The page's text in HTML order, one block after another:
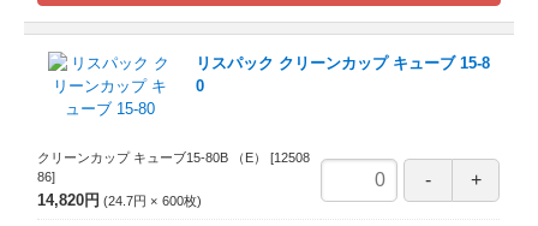
リスパック クリーンカップ キューブ 15-8
0
クリーンカップ キューブ15-80B （E）
[12508
86]
14,820円 24.7円 600枚